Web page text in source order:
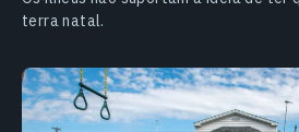
terra natal.